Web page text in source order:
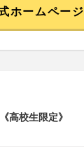
ホームページ
高校生限定》